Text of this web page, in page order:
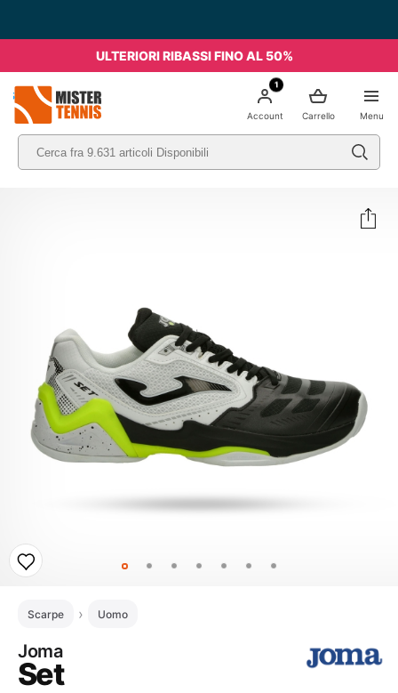
ULTERIORI RIBASSI FINO AL 50%
Menu
Carrello
1
Account
Scarpe Uomo
Joma
Set